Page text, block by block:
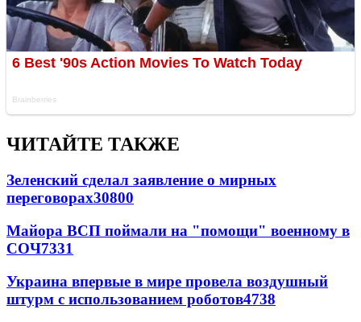
ЧИТАЙТЕ ТАКЖЕ
Зеленский сделал заявление о мирных
переговорах30800
Майора ВСП поймали на "помощи" военному в
СОЧ7331
Украина впервые в мире провела воздушный
штурм с использованием роботов4738